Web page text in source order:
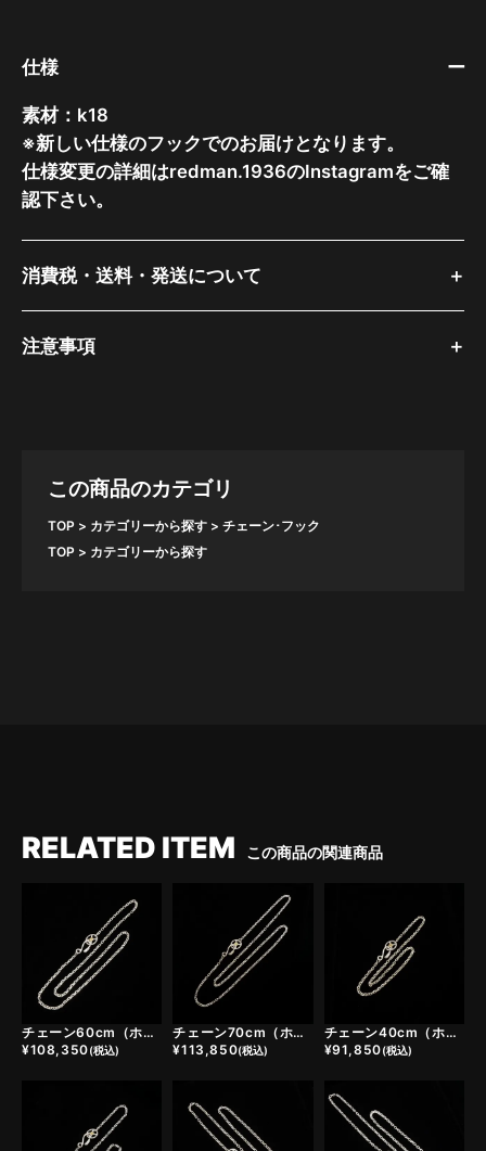
仕様
素材：k18
※新しい仕様のフックでのお届けとなります。
仕様変更の詳細はredman.1936のInstagramをご確
認下さい。
消費税・送料・発送について
注意事項
この商品のカテゴリ
TOP カテゴリーから探す
チェーン･フック
TOP
カテゴリーから探す
RELATED ITEM この商品の関連商品
チェーン60cm（ホイール小＋イーグルヘッドフック）
¥108,350(税込)
チェーン70cm（ホイール小＋イーグルヘッドフック）
¥113,850(税込)
チェーン40cm（ホイール小＋イーグルヘッドフック）
¥91,850(税込)